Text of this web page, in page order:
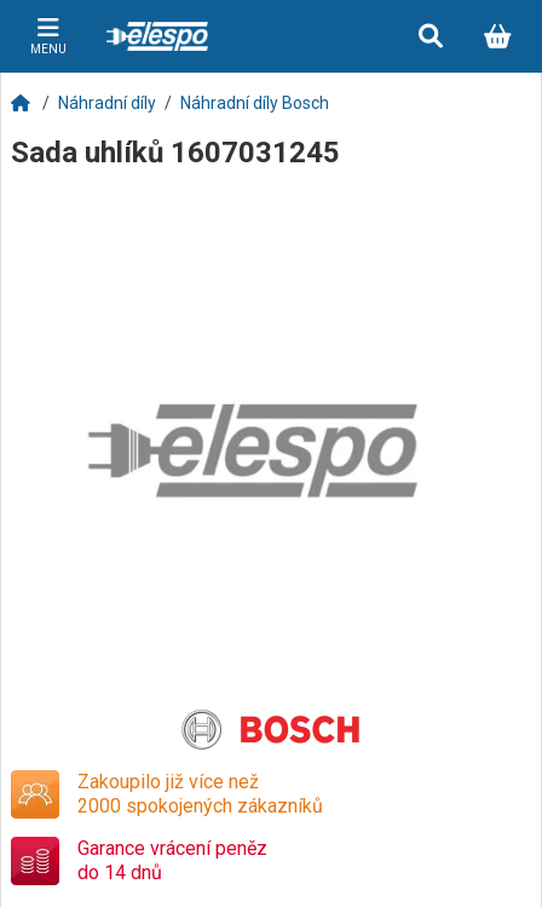
MENU
Náhradní díly Náhradní díly Bosch
Sada uhlíků 1607031245
Zakoupilo již více než
2000 spokojených zákazníků
Garance vrácení peněz
do 14 dnů